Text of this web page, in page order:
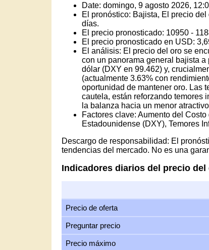
Date: domingo, 9 agosto 2026,
El pronóstico: Bajista, El precio
días.
El precio pronosticado: 10950 -
El precio pronosticado en USD:
El análisis: El precio del oro se
con un panorama general bajista
dólar (DXY en 99.462) y,
(actualmente 3.63% con
oportunidad de mantener oro. Las
cautela, están reforzando temores
la balanza hacia un menor
Factores clave: Aumento del
Estadounidense (DXY), Temores
Descargo de responsabilidad: El
tendencias del mercado. No es una
Indicadores diarios del precio
Precio de oferta
Preguntar precio
Precio máximo